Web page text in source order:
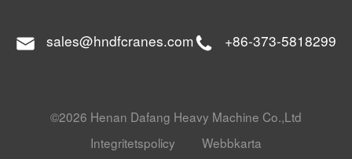
sales@hndfcranes.com +86-373-5818299
©2026 Henan Dafang Heavy Machine Co.,Ltd
Integritetspolicy
Webbkarta